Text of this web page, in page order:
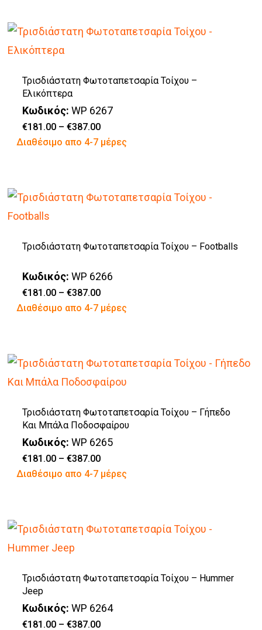
σελίδα
έχει
Οι
επιλογές
μπορούν
να
σελίδα
Τρισδιάστατη Φωτοταπετσαρία Τοίχου –
Ελικόπτερα
Κωδικός: WP 6267
€181.00 – €387.00Price
range:
€181.00
Διαθέσιμο απο 4-7 μέρες
Αυτό
έχει
Οι
επιλογές
μπορούν
να
σελίδα
του
Τρισδιάστατη Φωτοταπετσαρία Τοίχου – Footballs
Κωδικός: WP 6266
€181.00 – €387.00Price
range:
€181.00
Διαθέσιμο απο 4-7 μέρες
Αυτό
έχει
πολλαπλές
Οι
επιλογές
μπορούν
να
σελίδα
του
Τρισδιάστατη Φωτοταπετσαρία Τοίχου – Γήπεδο
Και Μπάλα Ποδοσφαίρου
Κωδικός: WP 6265
€181.00 – €387.00Price
range:
€181.00
Διαθέσιμο απο 4-7 μέρες
Αυτό
έχει
πολλαπλές
Οι
επιλογές
μπορούν
Τρισδιάστατη Φωτοταπετσαρία Τοίχου – Hummer
Jeep
Κωδικός: WP 6264
€181.00 – €387.00Price